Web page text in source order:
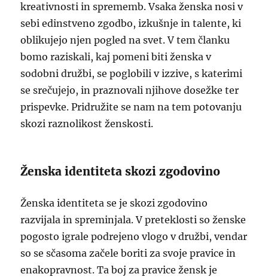
kreativnosti in sprememb. Vsaka ženska nosi v
sebi edinstveno zgodbo, izkušnje in talente, ki
oblikujejo njen pogled na svet. V tem članku
bomo raziskali, kaj pomeni biti ženska v
sodobni družbi, se poglobili v izzive, s katerimi
se srečujejo, in praznovali njihove dosežke ter
prispevke. Pridružite se nam na tem potovanju
skozi raznolikost ženskosti.
Ženska identiteta skozi zgodovino
Ženska identiteta se je skozi zgodovino
razvijala in spreminjala. V preteklosti so ženske
pogosto igrale podrejeno vlogo v družbi, vendar
so se sčasoma začele boriti za svoje pravice in
enakopravnost. Ta boj za pravice žensk je